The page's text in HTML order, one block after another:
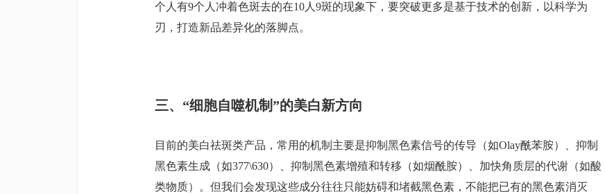
个人有9个人冲着色斑去的在10人9斑的现象下，要突破更多是基于技术的创新，以科学为
刃，打造新品差异化的落脚点。
三、“细胞自噬机制”的美白新方向
目前的美白祛斑类产品，常用的机制主要是抑制黑色素信号的传导（如Olay酰苯胺）、抑制
黑色素生成（如377\630）、抑制黑色素增殖和转移（如烟酰胺）、加快角质层的代谢（如酸
类物质）。但我们会发现这些成分往往只能妨碍和堵截黑色素，不能把已有的黑色素消灭